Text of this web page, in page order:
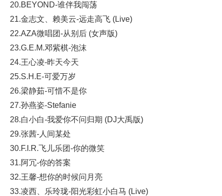
20.BEYOND-谁伴我闯荡
21.金志文、赖美云-远走高飞 (Live)
22.AZA微唱团-从别后 (女声版)
23.G.E.M.邓紫棋-泡沫
24.王心凌-昨天今天
25.S.H.E-可爱万岁
26.梁静茹-可惜不是你
27.孙燕姿-Stefanie
28.白小白-我爱你不问归期 (DJ大禹版)
29.张茜-人间某处
30.F.I.R.飞儿乐团-你的微笑
31.阿冗-你的答案
32.王馨-想你的时候问月亮
33.凌西、乐玲珑-阳光彩虹小白马 (Live)